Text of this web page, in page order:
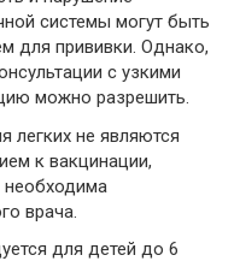
системы могут быть
для прививки. Однако,
с узкими
можно разрешить.
легких не являются
к вакцинации,
необходима
врача.
для детей до 6